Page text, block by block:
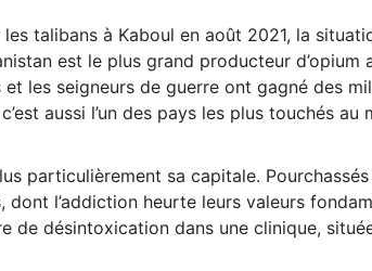
talibans à Kaboul en août 2021, la
est le plus grand producteur d’opium
les seigneurs de guerre ont gagné des
aussi l’un des pays les plus touchés au
particulièrement sa capitale.
l’addiction heurte leurs valeurs
de désintoxication dans une clinique,